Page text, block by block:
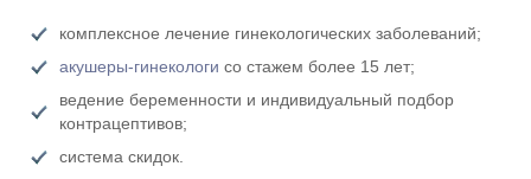
комплексное лечение гинекологических заболеваний;
акушеры-гинекологи со стажем более 15 лет;
ведение беременности и индивидуальный подбор
контрацептивов;
система скидок.